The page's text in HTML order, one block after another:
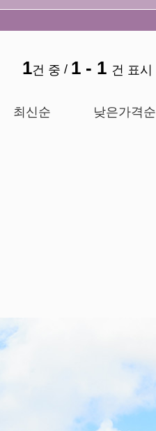
1건 중 / 1 - 1 건 표시
최신순 낮은가격순